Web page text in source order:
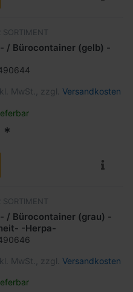
SORTIMENT
/ Bürocontainer (gelb) -
MwSt., zzgl. Versandkosten
*
SORTIMENT
/ Bürocontainer (grau) -
-Herpa-
MwSt., zzgl. Versandkosten